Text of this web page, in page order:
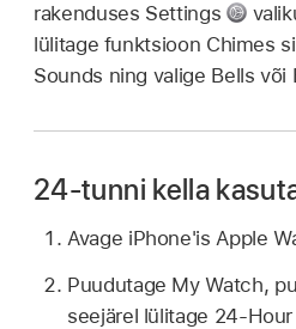
rakenduses Settings
lülitage funktsioon Chimes
Sounds ning valige Bells või
24-tunni kella
Avage iPhone'is Apple
Puudutage My Watch,
seejärel lülitage 24-